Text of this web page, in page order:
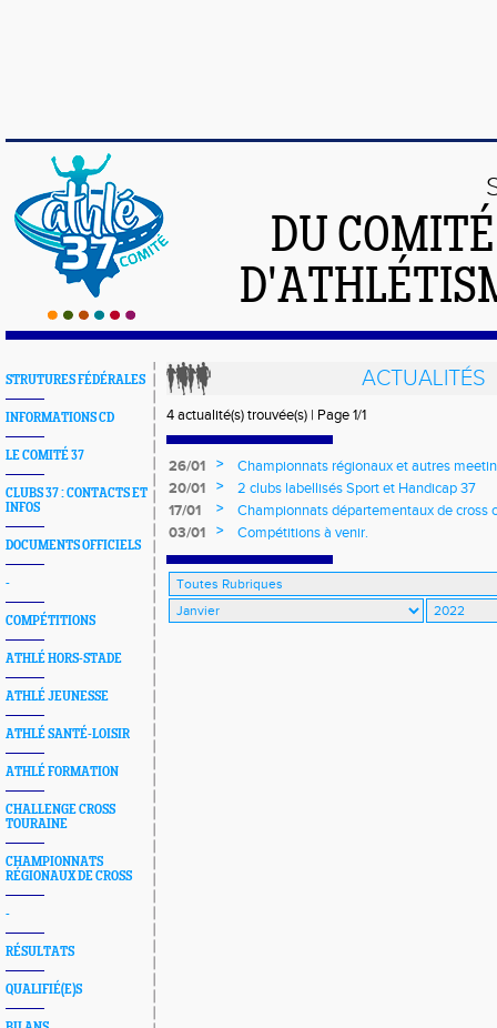
DU
STRUTURES FÉDÉRALES
INFORMATIONS CD
LE COMITÉ 37
CLUBS 37 : CONTACTS ET
INFOS
DOCUMENTS OFFICIELS
-
COMPÉTITIONS
ATHLÉ HORS-STADE
ATHLÉ JEUNESSE
ATHLÉ SANTÉ-LOISIR
ATHLÉ FORMATION
CHALLENGE CROSS
TOURAINE
CHAMPIONNATS
RÉGIONAUX DE CROSS
-
RÉSULTATS
QUALIFIÉ(E)S
ACTUALITÉS
4 actualité(s) trouvée(s) | Page 1/1
26/01 >
Championnats régionaux et autres
20/01
>
2 clubs labellisés Sport et Handicap 37
17/01
>
Championnats départementaux de cross
longs et meetings en salle
03/01 > Compétitions à venir.